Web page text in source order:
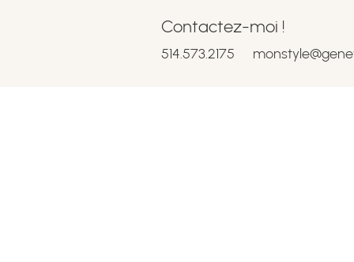
Contactez-moi !
514.573.2175